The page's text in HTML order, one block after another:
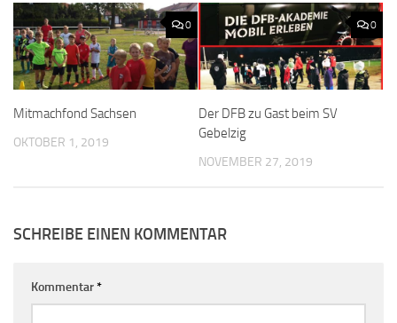
0
Mitmachfond Sachsen
OKTOBER 1, 2019
0
Der DFB zu Gast beim SV
Gebelzig
NOVEMBER 27, 2019
SCHREIBE EINEN KOMMENTAR
Kommentar*